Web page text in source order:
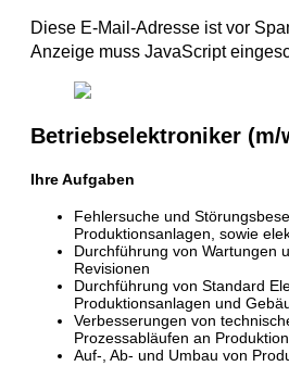
Diese E-Mail-Adresse ist vor
Anzeige muss JavaScript
Betriebselektroniker (m/
Ihre Aufgaben
Fehlersuche und
Produktionsanlagen, sowie
Durchführung von Wartungen
Revisionen
Durchführung von Standard
Produktionsanlagen und
Verbesserungen von
Prozessabläufen an
Auf-, Ab- und Umbau von